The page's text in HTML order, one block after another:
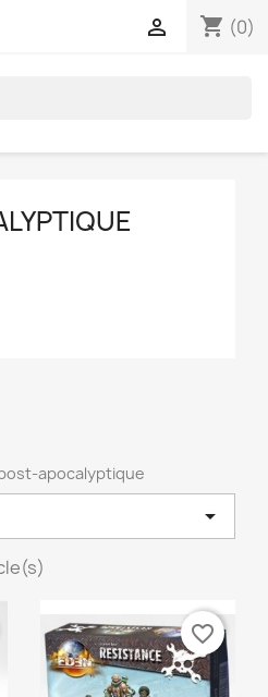
shopping_cart (0)

apocalyptique

favorite_border